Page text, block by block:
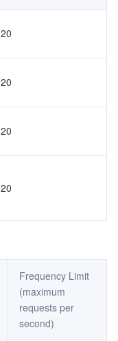
20
20
20
20
Frequency Limit
(maximum
requests per
second)